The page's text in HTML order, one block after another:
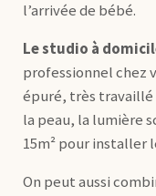
l’arrivée de bébé.
Le studio à
professionnel chez
épuré, très travaillé
la peau, la lumière
15m² pour installer
On peut aussi